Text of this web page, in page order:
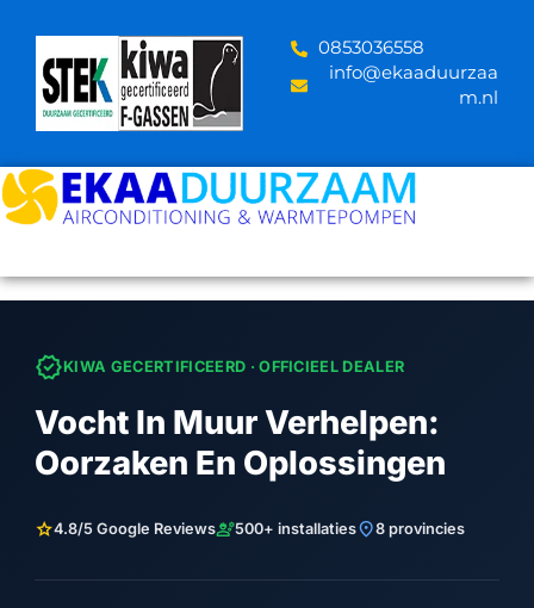
content
‪0853036558
info@ekaaduurzaa
m.nl
verifiedKIWA GECERTIFICEERD · OFFICIEEL DEALER
Vocht In Muur Verhelpen:
Oorzaken En Oplossingen
star4.8/5 Google Reviewsengineering500+ installatieslocation_on8 provincies